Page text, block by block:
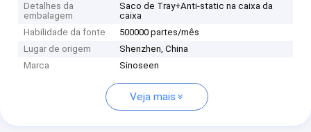
Detalhes da
embalagem
Saco de Tray+Anti-static na caixa da
caixa
Habilidade da fonte
500000 partes/mês
Lugar de origem
Shenzhen, China
Marca
Sinoseen
Veja mais